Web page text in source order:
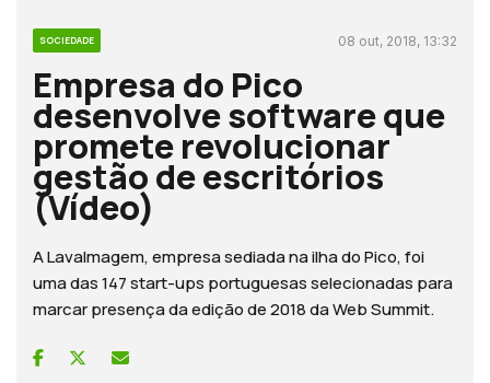
SOCIEDADE 08 out, 2018, 13:32
Empresa do Pico
desenvolve software que
promete revolucionar
gestão de escritórios
(Vídeo)
A LavaImagem, empresa sediada na ilha do Pico, foi
uma das 147 start-ups portuguesas selecionadas para
marcar presença da edição de 2018 da Web Summit.